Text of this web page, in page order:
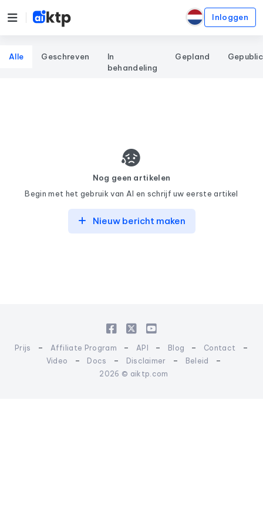
Inloggen
Alle Geschreven
In
behandeling
Gepland
Nog geen artikelen
Begin met het gebruik van AI en schrijf uw eerste artikel
Nieuw bericht maken
Prijs - Affiliate Program - API - Blog - Contact -
Video - Docs - Disclaimer - Beleid -
2026 © aiktp.com